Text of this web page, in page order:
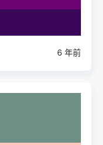
6 年前